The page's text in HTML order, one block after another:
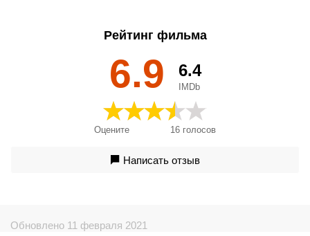
tvoj, Δικός σου για πάντα, Счастливчик, Талисманът,
Рейтинг фильма
6.9
Оцените 16 голосов
6.4
IMDb
Написать отзыв
Обновлено 11 февраля 2021